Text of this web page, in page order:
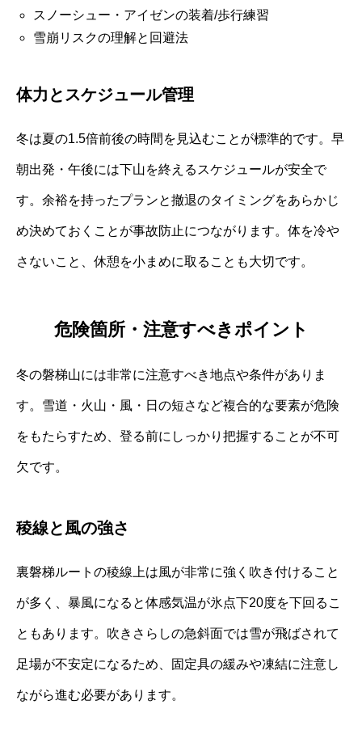
スノーシュー・アイゼンの装着/歩行練習
雪崩リスクの理解と回避法
体力とスケジュール管理
冬は夏の1.5倍前後の時間を見込むことが標準的です。早
朝出発・午後には下山を終えるスケジュールが安全で
す。余裕を持ったプランと撤退のタイミングをあらかじ
め決めておくことが事故防止につながります。体を冷や
さないこと、休憩を小まめに取ることも大切です。
危険箇所・注意すべきポイント
冬の磐梯山には非常に注意すべき地点や条件がありま
す。雪道・火山・風・日の短さなど複合的な要素が危険
をもたらすため、登る前にしっかり把握することが不可
欠です。
稜線と風の強さ
裏磐梯ルートの稜線上は風が非常に強く吹き付けること
が多く、暴風になると体感気温が氷点下20度を下回るこ
ともあります。吹きさらしの急斜面では雪が飛ばされて
足場が不安定になるため、固定具の緩みや凍結に注意し
ながら進む必要があります。